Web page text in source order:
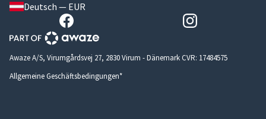
Deutsch — EUR
Awaze A/S, Virumgårdsvej 27, 2830 Virum - Dänemark CVR: 17484575
Allgemeine Geschäftsbedingungen*